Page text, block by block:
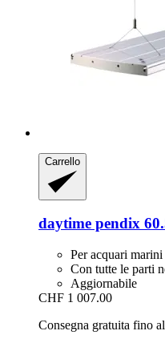
Carrello
daytime pendix
Per acquari marini
Con tutte le parti
Aggiornabile
CHF 1 007.00
Consegna gratuita fino